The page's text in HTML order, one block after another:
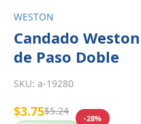
WESTON
Candado
de Paso Doble
SKU: a-19280
$3.75$5.24
-28%